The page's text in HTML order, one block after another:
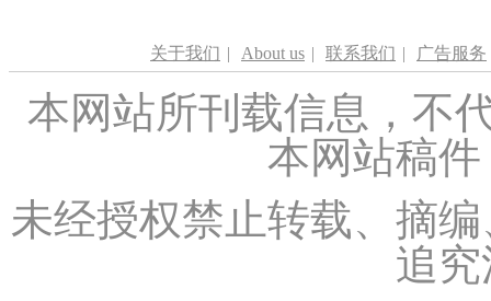
关于我们 | About us | 联系我们 | 广告服务
本网站所刊载信息，不
本网站稿
未经授权禁止转载、摘
追